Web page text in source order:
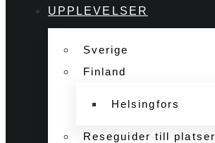
UPPLEVELSER
Sverige
Finland
Helsingfors
Reseguider till platser